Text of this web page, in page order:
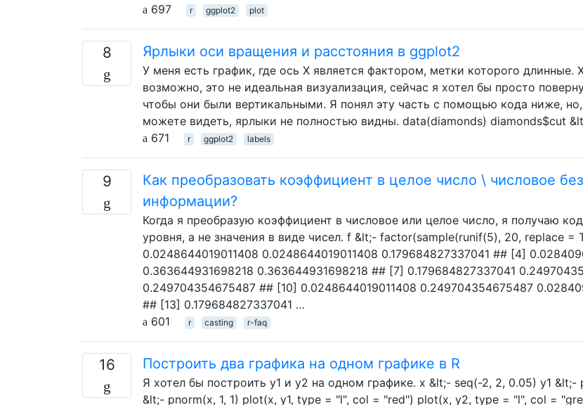
697
r ggplot2 plot
8 Ярлыки оси вращения и расстояния в ggplot2
У меня есть график, где ось X является фактором, метки которого длинные.
возможно, это не идеальная визуализация, сейчас я хотел бы просто
чтобы они были вертикальными. Я понял эту часть с помощью кода ниже,
можете видеть, ярлыки не полностью видны. data(diamonds) diamonds$cut
671
r ggplot2 labels
9
Как преобразовать коэффициент в целое число \ числовое
информации?
Когда я преобразую коэффициент в числовое или целое число, я получаю
уровня, а не значения в виде чисел. f &lt;- factor(sample(runif(5), 20, replace =
0.0248644019011408 0.0248644019011408 0.179684827337041 ## [4]
0.363644931698218 0.363644931698218 ## [7] 0.179684827337041
0.249704354675487 ## [10] 0.0248644019011408 0.249704354675487
## [13] 0.179684827337041 …
601
r casting r-faq
16 Построить два графика на одном графике в R
Я хотел бы построить y1 и y2 на одном графике. x &lt;- seq(-2, 2, 0.05) y1 &lt;-
&lt;- pnorm(x, 1, 1) plot(x, y1, type = "l", col = "red") plot(x, y2, type = "l", col =